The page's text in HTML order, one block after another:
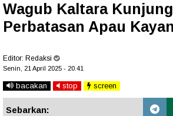
Wagub Kaltara
Perbatasan Apau Kayan
Editor: Redaksi
Senin, 21 April 2025 - 20.41
bacakan stop screen
Sebarkan: